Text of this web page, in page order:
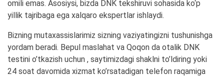
omili emas. Asosiysi, bizda DNK tekshiruvi sohasida ko‘p
yillik tajribaga ega xalqaro ekspertlar ishlaydi.
Bizning mutaxassislarimiz sizning vaziyatingizni tushunishga
yordam beradi. Bepul maslahat va Qoqon da otalik DNK
testini o’tkazish uchun , saytimizdagi shaklni to’ldiring yoki
24 soat davomida xizmat ko’rsatadigan telefon raqamiga